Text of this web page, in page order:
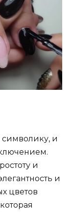
символику, и
и
и
цветов